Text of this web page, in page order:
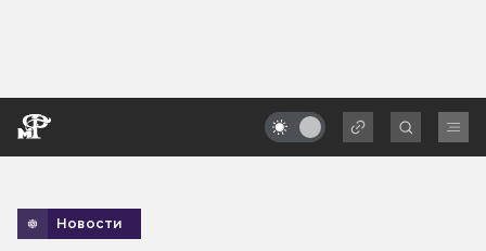
Новости